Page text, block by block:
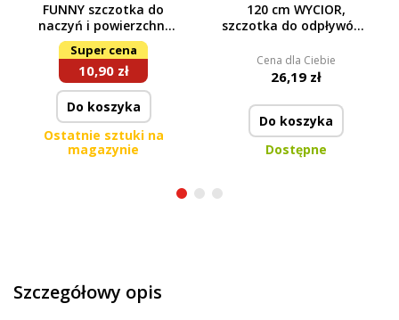
FUNNY szczotka do
naczyń i powierzchni
gładkich
Super cena
10,90 zł
Do koszyka
Ostatnie sztuki na
magazynie
120 cm WYCIOR,
szczotka do odpływów i
Cena dla Ciebie
26,19 zł
Do koszyka
Dostępne
Szczegółowy opis